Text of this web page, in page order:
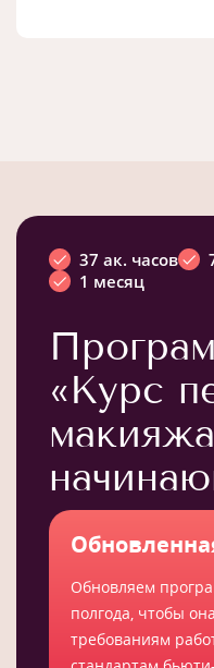
37 ак. часов
1 месяц
«Курс
Обновляем
полгода, чтобы
требованиям